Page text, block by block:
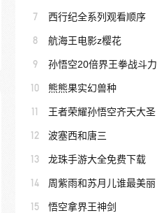
7 西行纪全系列观看顺序
8 航海王电影z樱花
9 孙悟空20倍界王拳战斗力
10 熊熊果实幻兽种
11 王者荣耀孙悟空齐天大圣
12 波塞西和唐三
13 龙珠手游大全免费下载
14 周紫雨和苏月儿谁最美丽
15 悟空拿界王神剑